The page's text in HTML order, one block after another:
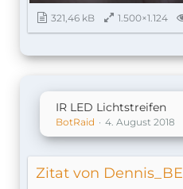
321,46 kB 1.500×1.124
IR LED Lichtstreifen
BotRaid 4. August 2018
Zitat von Dennis_BE